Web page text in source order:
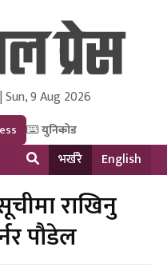
Pvt Ltd.
Sun, 9 Aug 2026
युनिकोड
भर्खरै English
राखिनु
पौडेल